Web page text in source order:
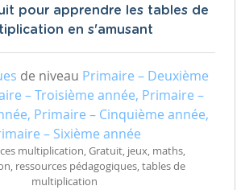
pour apprendre les tables de
en s'amusant
de niveau Primaire – Deuxième
– Troisième année, Primaire –
Primaire – Cinquième année,
– Sixième année
multiplication, Gratuit, jeux, maths,
ressources pédagogiques, tables de
multiplication